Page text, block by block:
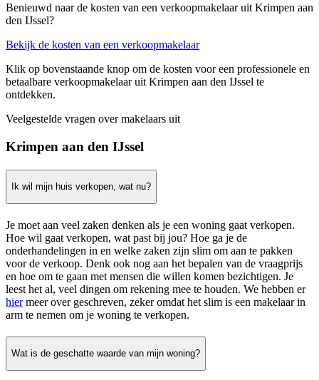
Benieuwd naar de kosten van een verkoopmakelaar uit Krimpen aan
den IJssel?
Bekijk de kosten van een verkoopmakelaar
Klik op bovenstaande knop om de kosten voor een professionele en
betaalbare verkoopmakelaar uit Krimpen aan den IJssel te
ontdekken.
Veelgestelde vragen over makelaars uit
Krimpen aan den IJssel
Ik wil mijn huis verkopen, wat nu?
Je moet aan veel zaken denken als je een woning gaat verkopen.
Hoe wil gaat verkopen, wat past bij jou? Hoe ga je de
onderhandelingen in en welke zaken zijn slim om aan te pakken
voor de verkoop. Denk ook nog aan het bepalen van de vraagprijs
en hoe om te gaan met mensen die willen komen bezichtigen. Je
leest het al, veel dingen om rekening mee te houden. We hebben er
hiermeer over geschreven, zeker omdat het slim is een makelaar in
arm te nemen om je woning te verkopen.
Wat is de geschatte waarde van mijn woning?